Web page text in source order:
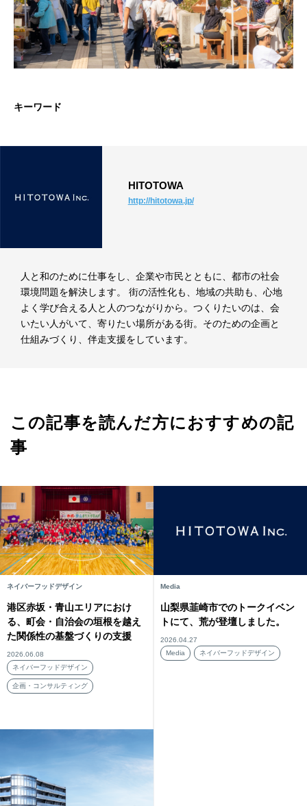
キーワード
HITOTOWA
http://hitotowa.jp/
人と和のために仕事をし、企業や市民とともに、都市の社会
環境問題を解決します。 街の活性化も、地域の共助も、心地
よく学び合える人と人のつながりから。つくりたいのは、会
いたい人がいて、寄りたい場所がある街。そのための企画と
仕組みづくり、伴走支援をしています。
この記事を読んだ方におすすめの記
事
ネイバーフッドデザイン
港区赤坂・青山エリアにおけ
る、町会・自治会の垣根を越え
た関係性の基盤づくりの支援
2026.06.08
ネイバーフッドデザイン
企画・コンサルティング
Media
山梨県韮崎市でのトークイベン
トにて、荒が登壇しました。
2026.04.27
Media
ネイバーフッドデザイン